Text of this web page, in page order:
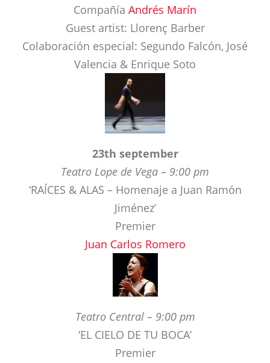
Valencia & Enrique Soto
23th september
Teatro Lope de Vega – 9:00 pm
‘RAÍCES & ALAS – Homenaje a Juan Ramón
Jiménez’
Premier
Juan Carlos Romero
Teatro Central – 9:00 pm
‘EL CIELO DE TU BOCA’
Premier
CompañíaAndrés Marín
Guest artist: Llorenç Barber
Colaboración especial: Segundo Falcón, José